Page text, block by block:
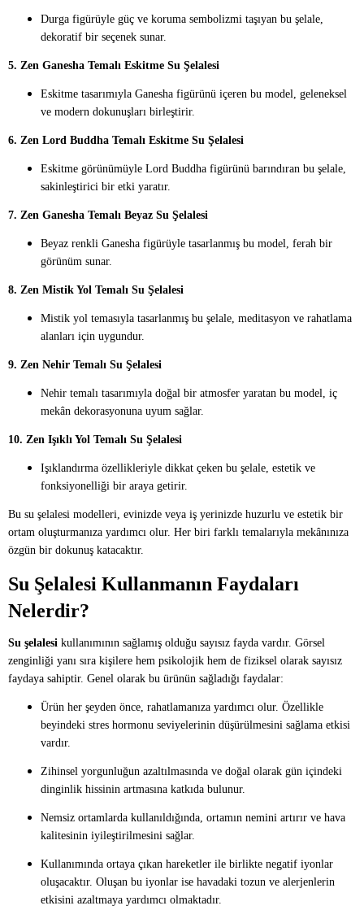
Durga figürüyle güç ve koruma sembolizmi taşıyan bu şelale,
dekoratif bir seçenek sunar.
5. Zen Ganesha Temalı Eskitme Su Şelalesi
Eskitme tasarımıyla Ganesha figürünü içeren bu model, geleneksel
ve modern dokunuşları birleştirir.
6. Zen Lord Buddha Temalı Eskitme Su Şelalesi
Eskitme görünümüyle Lord Buddha figürünü barındıran bu şelale,
sakinleştirici bir etki yaratır.
7. Zen Ganesha Temalı Beyaz Su Şelalesi
Beyaz renkli Ganesha figürüyle tasarlanmış bu model, ferah bir
görünüm sunar.
8. Zen Mistik Yol Temalı Su Şelalesi
Mistik yol temasıyla tasarlanmış bu şelale, meditasyon ve rahatlama
alanları için uygundur.
9. Zen Nehir Temalı Su Şelalesi
Nehir temalı tasarımıyla doğal bir atmosfer yaratan bu model, iç
mekân dekorasyonuna uyum sağlar.
10. Zen Işıklı Yol Temalı Su Şelalesi
Işıklandırma özellikleriyle dikkat çeken bu şelale, estetik ve
fonksiyonelliği bir araya getirir.
Bu su şelalesi modelleri, evinizde veya iş yerinizde huzurlu ve estetik bir
ortam oluşturmanıza yardımcı olur. Her biri farklı temalarıyla mekânınıza
özgün bir dokunuş katacaktır.
Su Şelalesi Kullanmanın Faydaları
Nelerdir?
Su şelalesi kullanımının sağlamış olduğu sayısız fayda vardır. Görsel
zenginliği yanı sıra kişilere hem psikolojik hem de fiziksel olarak sayısız
faydaya sahiptir. Genel olarak bu ürünün sağladığı faydalar:
Ürün her şeyden önce, rahatlamanıza yardımcı olur. Özellikle
beyindeki stres hormonu seviyelerinin düşürülmesini sağlama etkisi
vardır.
Zihinsel yorgunluğun azaltılmasında ve doğal olarak gün içindeki
dinginlik hissinin artmasına katkıda bulunur.
Nemsiz ortamlarda kullanıldığında, ortamın nemini artırır ve hava
kalitesinin iyileştirilmesini sağlar.
Kullanımında ortaya çıkan hareketler ile birlikte negatif iyonlar
oluşacaktır. Oluşan bu iyonlar ise havadaki tozun ve alerjenlerin
etkisini azaltmaya yardımcı olmaktadır.